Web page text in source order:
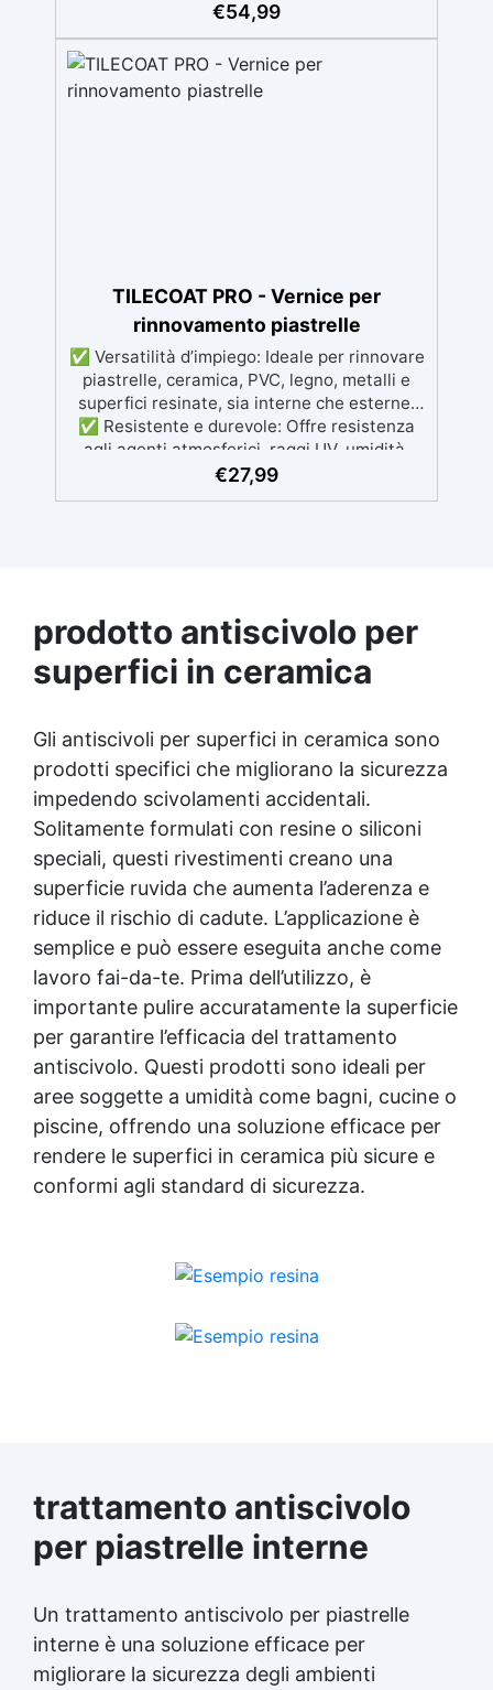
chiusi e HACCP: Formulazione inodore,
presenza di alimenti, conforme agli standard
HACCP. ✅ Finitura versatile e
personalizzabile: Disponibile trasparente con
Certificata con marcatura CE secondo EN
1504-2, conforme ai regolamenti europei EU
no. 305/2011 e EU no. 574/2014. ✅ Facilità di
utilizzo: si diluisce con semplice acqua!
€54,99
TILECOAT PRO - Vernice per
rinnovamento piastrelle
✅ Versatilità d’impiego: Ideale per rinnovare
piastrelle, ceramica, PVC, legno, metalli e
superfici resinate, sia interne che esterne.
✅ Resistente e durevole: Offre resistenza
agli agenti atmosferici, raggi UV, umidità,
abrasione e detergenti aggressivi. ✅
✅ Certificato per sicurezza: Conforme alle
normative HACCP e marcatura CE secondo
EN 1504-2, ideale anche per ambienti con
€27,99
prodotto antiscivolo per
superfici in ceramica
Gli antiscivoli per superfici in ceramica sono
prodotti specifici che migliorano la sicurezza
impedendo scivolamenti accidentali.
Solitamente formulati con resine o siliconi
speciali, questi rivestimenti creano una
superficie ruvida che aumenta l’aderenza e
riduce il rischio di cadute. L’applicazione è
semplice e può essere eseguita anche come
lavoro fai-da-te. Prima dell’utilizzo, è
importante pulire accuratamente la superficie
per garantire l’efficacia del trattamento
antiscivolo. Questi prodotti sono ideali per
aree soggette a umidità come bagni, cucine o
piscine, offrendo una soluzione efficace per
rendere le superfici in ceramica più sicure e
conformi agli standard di sicurezza.
trattamento antiscivolo
per piastrelle interne
Un trattamento antiscivolo per piastrelle
interne è una soluzione efficace per
migliorare la sicurezza degli ambienti